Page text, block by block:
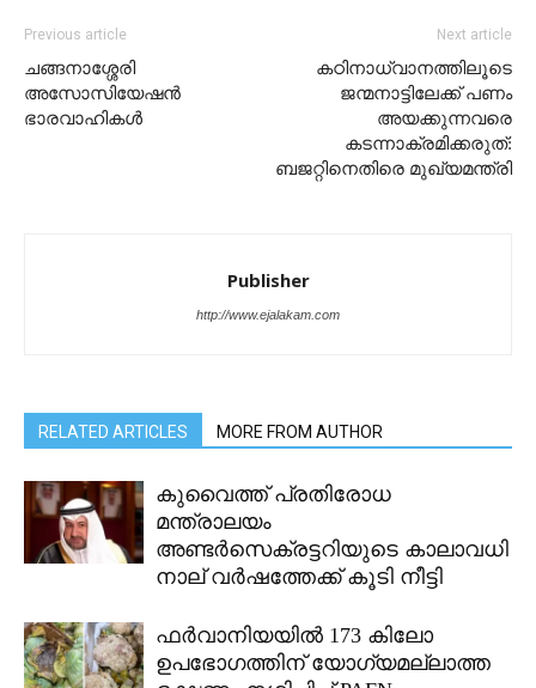
Previous article
ചങ്ങനാശ്ശേരി
അസോസിയേഷന്‍
ഭാരവാഹികള്‍
Next article
കഠിനാധ്വാനത്തിലൂടെ
ജന്മനാട്ടിലേക്ക് പണം
അയക്കുന്നവരെ
കടന്നാക്രമിക്കരുത്:
ബജറ്റിനെതിരെ മുഖ്യമന്ത്രി
Publisher
http://www.ejalakam.com
RELATED ARTICLES MORE FROM AUTHOR
കുവൈത്ത് പ്രതിരോധ
മന്ത്രാലയം
അണ്ടർസെക്രട്ടറിയുടെ കാലാവധി
നാല് വർഷത്തേക്ക് കൂടി നീട്ടി
ഫർവാനിയയിൽ 173 കിലോ
ഉപഭോഗത്തിന് യോഗ്യമല്ലാത്ത